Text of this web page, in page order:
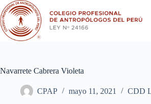
Saltar
al
contenido
Navarrete Cabrera Violeta
CPAP mayo 11, 2021 CDD